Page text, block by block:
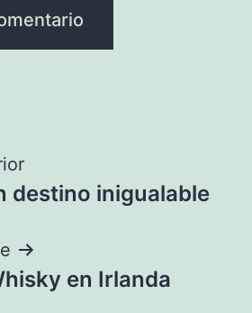
destino inigualable
en Irlanda